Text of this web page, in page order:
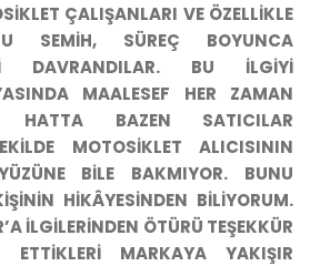
ÇALIŞANLARI VE ÖZELLİKLE
SEMİH, SÜREÇ BOYUNCA
DAVRANDILAR. BU İLGİYİ
MAALESEF HER ZAMAN
HATTA BAZEN SATICILAR
MOTOSİKLET ALICISININ
BİLE BAKMIYOR. BUNU
HİKÂYESİNDEN BİLİYORUM.
İLGİLERİNDEN ÖTÜRÜ TEŞEKKÜR
ETTİKLERİ MARKAYA YAKIŞIR